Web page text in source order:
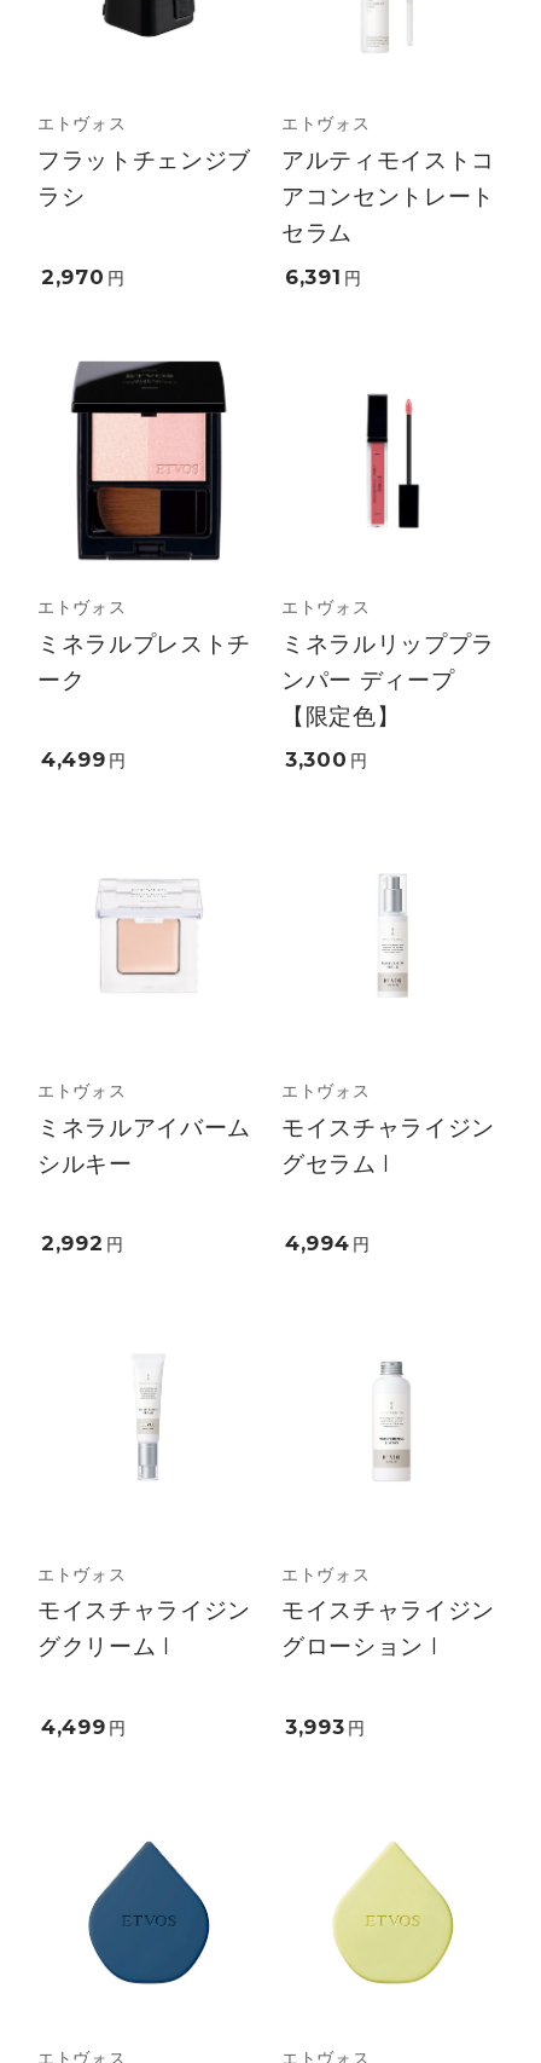
エトヴォス
フラットチェンジブ
ラシ
2,970 円
エトヴォス
アルティモイストコ
アコンセントレート
セラム
6,391 円
エトヴォス
ミネラルプレストチ
ーク
4,499 円
エトヴォス
ミネラルリッププラ
ンパー ディープ
【限定色】
3,300 円
エトヴォス
ミネラルアイバーム
シルキー
2,992 円
エトヴォス
モイスチャライジン
グセラム I
4,994 円
エトヴォス
モイスチャライジン
グクリーム I
4,499 円
エトヴォス
モイスチャライジン
グローション I
3,993 円
エトヴォス エトヴォス